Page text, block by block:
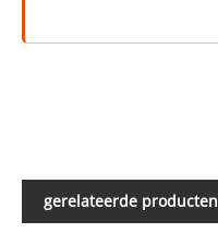
gerelateerde producten